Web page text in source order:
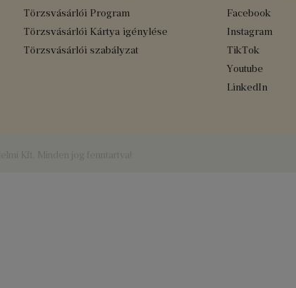
Törzsvásárlói Program
Törzsvásárlói Kártya igénylése
Törzsvásárlói szabályzat
Facebook
Instagram
TikTok
Youtube
LinkedIn